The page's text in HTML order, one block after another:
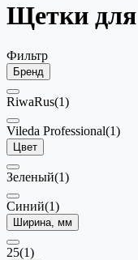
Щетки
Фильтр
Бренд
RiwaRus(1)
Vileda Professional(1)
Цвет
Зеленый(1)
Синий(1)
Ширина, мм
25(1)